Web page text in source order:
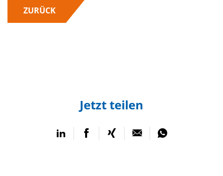
ZURÜCK
Jetzt teilen
auf
auf
auf
per
per